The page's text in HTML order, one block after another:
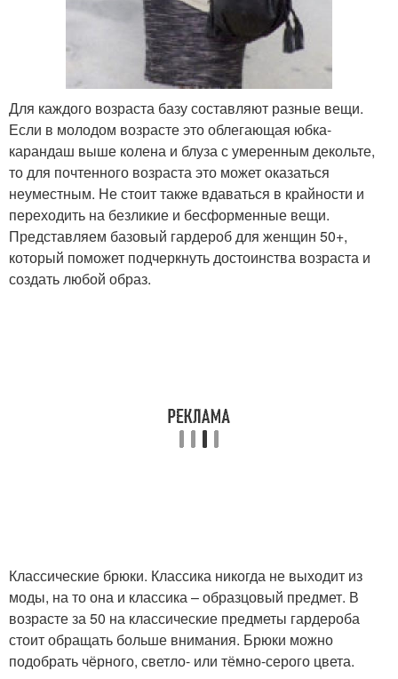
Для каждого возраста базу составляют разные вещи.
Если в молодом возрасте это облегающая юбка-
карандаш выше колена и блуза с умеренным декольте,
то для почтенного возраста это может оказаться
неуместным. Не стоит также вдаваться в крайности и
переходить на безликие и бесформенные вещи.
Представляем базовый гардероб для женщин 50+,
который поможет подчеркнуть достоинства возраста и
создать любой образ.
Классические брюки. Классика никогда не выходит из
моды, на то она и классика – образцовый предмет. В
возрасте за 50 на классические предметы гардероба
стоит обращать больше внимания. Брюки можно
подобрать чёрного, светло- или тёмно-серого цвета.